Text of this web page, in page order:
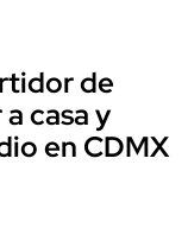
de
casa y
en CDMX